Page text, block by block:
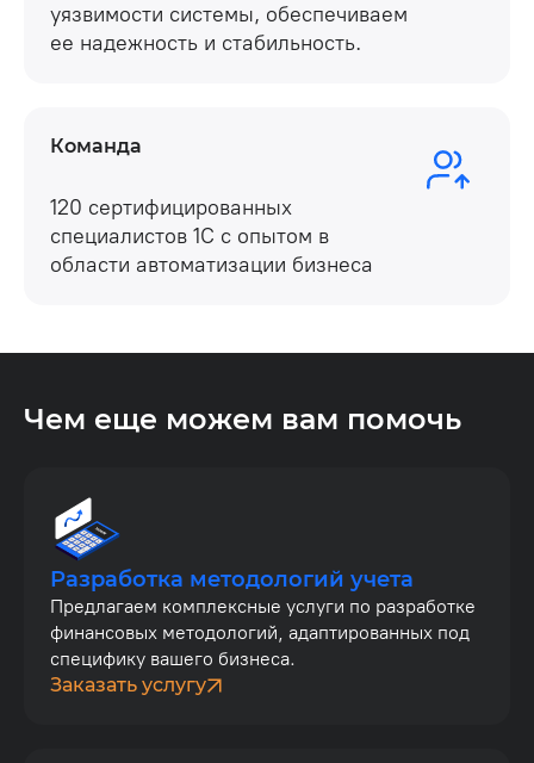
уязвимости системы, обеспечиваем
ее надежность и стабильность.
Команда
120 сертифицированных
специалистов 1С с опытом в
области автоматизации бизнеса
Чем еще можем вам помочь
Разработка методологий учета
Предлагаем комплексные услуги по разработке
финансовых методологий, адаптированных под
специфику вашего бизнеса.
Заказать услугу